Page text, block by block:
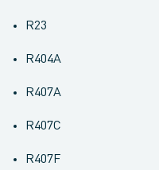
R23
R404A
R407A
R407C
R407F